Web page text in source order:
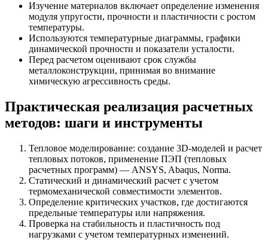
Изучение материалов включает определение изменения
модуля упругости, прочности и пластичности с ростом
температуры.
Используются температурные диаграммы, графики
динамической прочности и показатели усталости.
Перед расчетом оценивают срок службы
металлоконструкции, принимая во внимание
химическую агрессивность среды.
Практическая реализация расчетных
методов: шаги и инструменты
Тепловое моделирование: создание 3D-моделей и расчет
тепловых потоков, применение ПЭП (тепловых
расчетных программ) — ANSYS, Abaqus, Norma.
Статический и динамический расчет с учетом
термомеханической совместимости элементов.
Определение критических участков, где достигаются
предельные температуры или напряжения.
Проверка на стабильность и пластичность под
нагрузками с учетом температурных изменений.